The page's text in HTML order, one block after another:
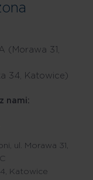
(Morawa 31,
34, Katowice)
nami:
ul. Morawa 31,
Katowice